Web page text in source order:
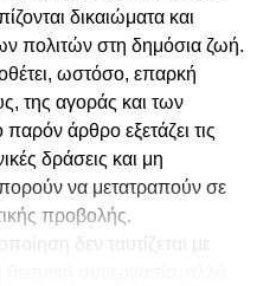
δικαιώματα και
πολιτών στη δημόσια ζωή.
ωστόσο, επαρκή
της αγοράς και των
άρθρο εξετάζει τις
δράσεις και μη
να μετατραπούν σε
προβολής.
δεν ταυτίζεται με